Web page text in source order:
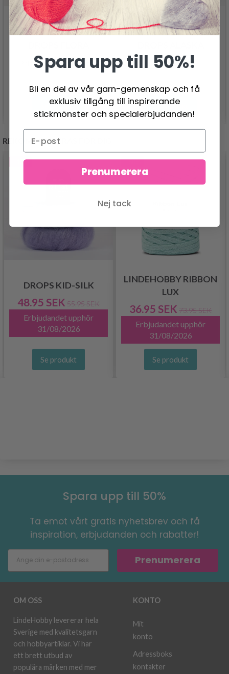
Pris från26.95 SEK
Se produkt
24.95 SEK
Se produkt
REKOMMENDERAS FÖR DIG
- 13%
DROPS KID-SILK
48.95 SEK 55.95 SEK
Erbjudandet upphör
31/08/2026
Se produkt
- 50%
LINDEHOBBY RIBBON
LUX
36.95 SEK 73.95 SEK
Erbjudandet upphör
31/08/2026
Se produkt
Spara upp till 50%
Ta emot vårt gratis nyhetsbrev och få
inspiration, erbjudanden och rabatter!
Prenumerera
OM OSS
LindeHobby levererar hela
Sverige med kvalitetsgarn
och hobbyartiklar. Vi har
ett brett utbud av
populära märken med mer
KONTO
Mit
konto
Adressboks
kontakter
Spara upp till 50%!
Bli en del av vår garn-gemenskap och få
exklusiv tillgång till inspirerande
stickmönster och specialerbjudanden!
Prenumerera
Nej tack